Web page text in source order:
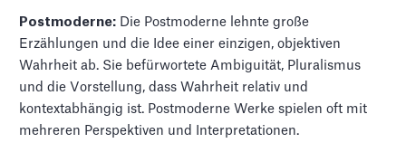
Postmoderne: Die Postmoderne lehnte große
Erzählungen und die Idee einer einzigen, objektiven
Wahrheit ab. Sie befürwortete Ambiguität, Pluralismus
und die Vorstellung, dass Wahrheit relativ und
kontextabhängig ist. Postmoderne Werke spielen oft mit
mehreren Perspektiven und Interpretationen.